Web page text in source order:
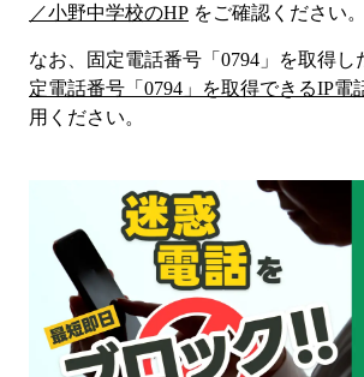
／小野中学校のHP をご確認ください。
なお、固定電話番号「 0794 」を取得し
定電話番号「 0794 」を取得できるIP電
用ください。